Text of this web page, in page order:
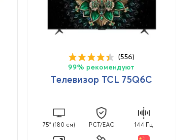
(556)
99% рекомендуют
Телевизор TCL 75Q6C
75" (180 см) PCT/EAC 144 Гц